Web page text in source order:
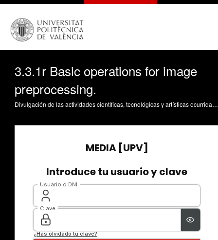
3.3.1r Basic operations for image
preprocessing.
Divulgación de las actividades científicas, tecnológicas y artísticas ocurridas en los tres campus de la UPV